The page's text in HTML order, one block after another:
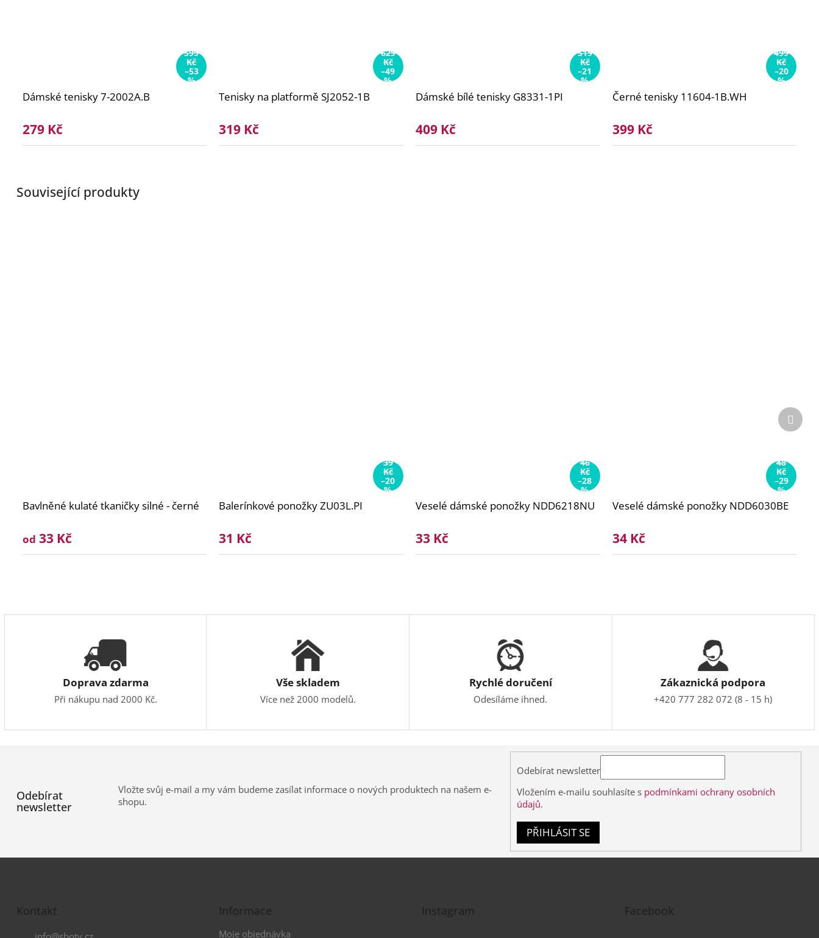
Související produkty
Bavlněné kulaté tkaničky silné - černé
od 33 Kč
39
Kč
–20
%
Balerínkové ponožky ZU03L.PI
31 Kč
46
Kč
–28
%
Veselé dámské ponožky NDD6218NU
33 Kč
48
Kč
–29
%
Veselé dámské ponožky NDD6030BE
34 Kč
Další
599
Kč
–53
%
Dámské tenisky 7-2002A.B
279 Kč
629
Kč
–49
%
Tenisky na platformě SJ2052-1B
319 Kč
519
Kč
–21
%
Dámské bílé tenisky G8331-1PI
409 Kč
499
Kč
–20
%
Černé tenisky 11604-1B.WH
399 Kč
Doprava zdarma
Při nákupu nad 2000 Kč.
Vše skladem
Více než 2000 modelů.
Rychlé doručení
Odesíláme ihned.
Zákaznická podpora
+420 777 282 072 (8 - 15 h)
Odebírat
newsletter
Vložte svůj e-mail a my vám budeme zasílat informace o nových produktech na našem e-
shopu.
Odebírat newsletter
Vložením e-mailu souhlasíte s podmínkami ochrany osobních
údajů.
PŘIHLÁSIT SE
Kontakt Informace
Moje objednávka
Instagram Facebook